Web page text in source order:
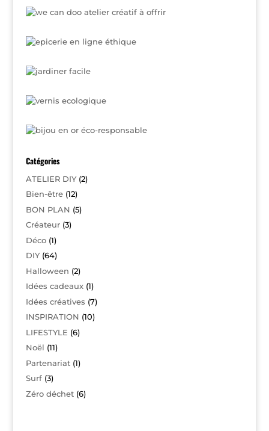
Catégories
ATELIER DIY(2)
Bien-être(12)
BON PLAN (5)
Créateur(3)
Déco(1)
DIY(64)
Halloween (2)
Idées cadeaux(1)
Idées créatives (7)
INSPIRATION (10)
LIFESTYLE (6)
Noël (11)
Partenariat(1)
Surf(3)
Zéro déchet(6)